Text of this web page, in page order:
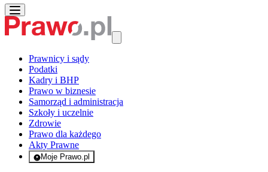
Prawnicy i sądy
Podatki
Kadry i BHP
Prawo w biznesie
Samorząd i administracja
Szkoły i uczelnie
Zdrowie
Prawo dla każdego
Akty Prawne
Moje Prawo.pl
- rejestracja i logowanie do serwisu